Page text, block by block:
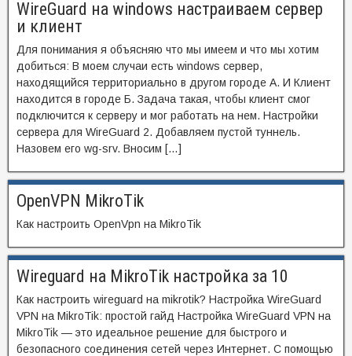
WireGuard на windows настраиваем сервер
и клиент
Для понимания я объясняю что мы имеем и что мы хотим
добиться: В моем случаи есть windows сервер,
находящийся территориально в другом городе А. И Клиент
находится в городе Б. Задача такая, чтобы клиент смог
подключится к серверу и мог работать на нем. Настройки
сервера для WireGuard 2. Добавляем пустой туннель.
Назовем его wg-srv. Вносим […]
OpenVPN MikroTik
Как настроить OpenVpn на MikroTik
Wireguard на MikroTik настройка за 10
Как настроить wireguard на mikrotik? Настройка WireGuard
VPN на MikroTik: простой гайд Настройка WireGuard VPN на
MikroTik — это идеальное решение для быстрого и
безопасного соединения сетей через Интернет. С помощью